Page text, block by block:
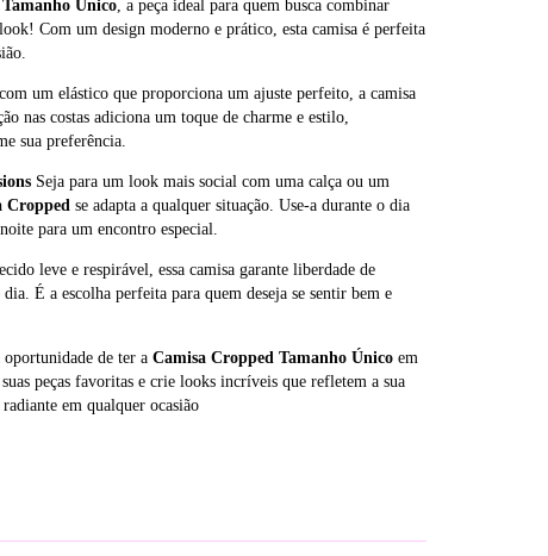
Único, a peça ideal para quem busca combinar
Com um design moderno e prático, esta camisa é perfeita
um elástico que proporciona um ajuste perfeito, a camisa
nas costas adiciona um toque de charme e estilo,
sua preferência.
Seja para um look mais social com uma calça ou um
Cropped se adapta a qualquer situação. Use-a durante o dia
para um encontro especial.
leve e respirável, essa camisa garante liberdade de
É a escolha perfeita para quem deseja se sentir bem e
oportunidade de ter a Camisa Cropped Tamanho Único em
peças favoritas e crie looks incríveis que refletem a sua
em qualquer ocasião